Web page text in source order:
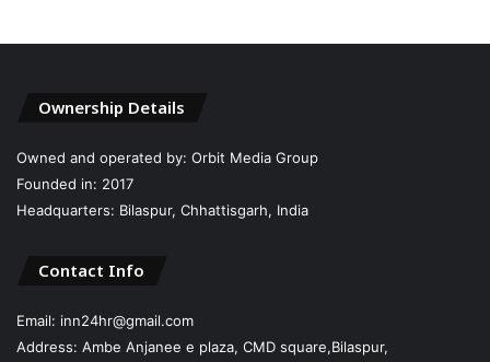
Ownership Details
Owned and operated by: Orbit Media Group
Founded in: 2017
Headquarters: Bilaspur, Chhattisgarh, India
Contact Info
Email: inn24hr@gmail.com
Address: Ambe Anjanee e plaza, CMD square,Bilaspur,